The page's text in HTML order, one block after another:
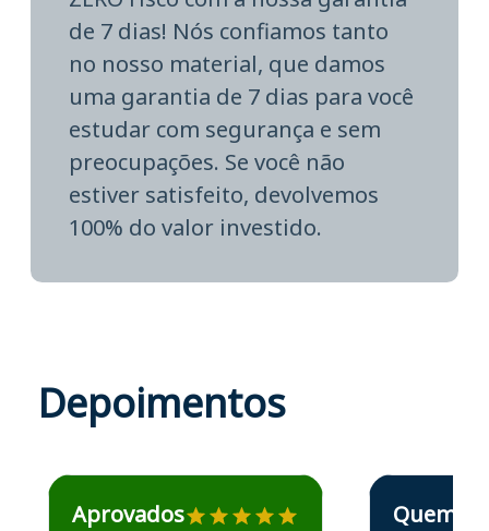
de 7 dias! Nós confiamos tanto
no nosso material, que damos
uma garantia de 7 dias para você
estudar com segurança e sem
preocupações. Se você não
estiver satisfeito, devolvemos
100% do valor investido.
Depoimentos
Estudante José recomenda o Aprova Concursos em
Aprovados
Estudante Elais
Quem